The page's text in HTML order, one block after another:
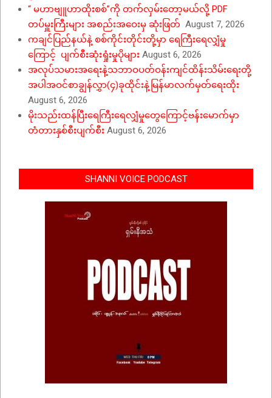
“ မဟာဗျူဟာထိုးစစ်”ကို တက်လှမ်းတော့မယ်လို့ PDF
တပ်မှူးကြီးများ အစည်းအဝေးမှ ဆုံးဖြတ် August 7, 2026
ကချင်ပြည်နယ်နဲ့ စစ်ကိုင်းတိုင်းတို့မှာ ရေကြီးရေလျှံမှု
ကြောင့် ပျက်စီးဆုံးရှုံးမှုပိုများ August 6, 2026
အလုပ်သမားအရေးနဲ့သဘာဝပတ်ဝန်းကျင်ထိန်းသိမ်းရေးတို့
အပါအဝင်စာချွန်လွှာ(၄)ခုထိုင်းနဲ့မြန်မာလက်မှတ်ရေးထိုး
August 6, 2026
မိုးသည်းထန်ပြီးရေကြီးရေလျှံမှုတွေကြောင့်ဗန်းမောက်မှာ
တံတားနှစ်စီးပျက်စီး August 6, 2026
SHANNI VOICE PODCAST